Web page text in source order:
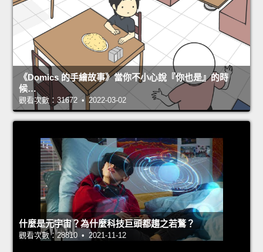
《Domics 的手繪故事》當你不小心說『你也是』的時
候…
觀看次數：31672 • 2022-03-02
什麼是元宇宙？為什麼科技巨頭都趨之若鶩？
觀看次數：28810 • 2021-11-12